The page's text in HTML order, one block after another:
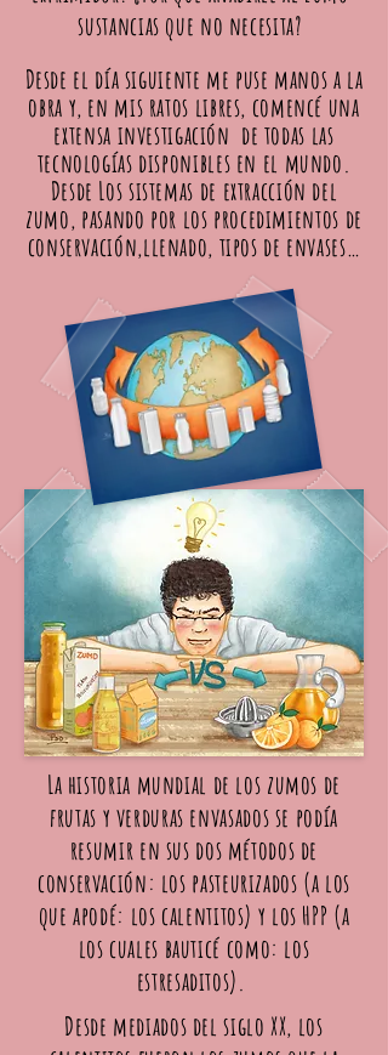
sustancias que no necesita?
Desde el día siguiente me puse manos a la
obra y, en mis ratos libres, comencé una
extensa investigación de todas las
tecnologías disponibles en el mundo.
Desde Los sistemas de extracción del
zumo, pasando por los procedimientos de
conservación,llenado, tipos de envases…
La historia mundial de los zumos de
frutas y verduras envasados se podía
resumir en sus dos métodos de
conservación: los pasteurizados (a los
que apodé: los calentitos) y los HPP (a
los cuales bauticé como: los
estresaditos).
Desde mediados del siglo XX, los